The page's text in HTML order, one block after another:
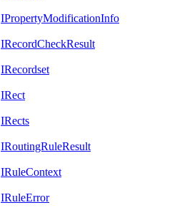
IPropertyModificationInfo
IRecordCheckResult
IRecordset
IRect
IRects
IRoutingRuleResult
IRuleContext
IRuleError